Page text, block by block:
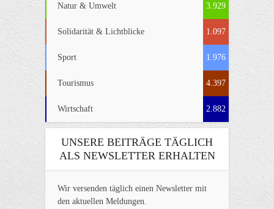
Natur & Umwelt 3.929
Solidarität & Lichtblicke 1.097
Sport 1.976
Tourismus 4.397
Wirtschaft 2.882
UNSERE BEITRÄGE TÄGLICH
ALS NEWSLETTER ERHALTEN
Wir versenden täglich einen Newsletter mit
den aktuellen Meldungen.